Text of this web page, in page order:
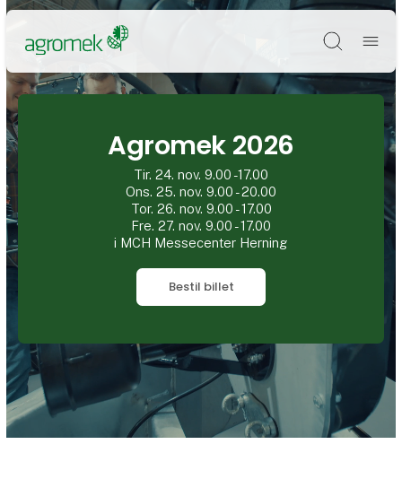
Søg
Agromek 2026
Tir. 24. nov. 9.00 -17.00
Ons. 25. nov. 9.00 - 20.00
Tor. 26. nov. 9.00 - 17.00
Fre. 27. nov. 9.00 - 17.00
i MCH Messecenter Herning
Bestil billet